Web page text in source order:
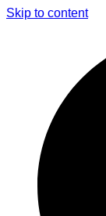
Skip to content